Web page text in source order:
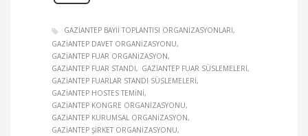
GAZIANTEP BAYII TOPLANTISI ORGANIZASYONLARI
GAZIANTEP DAVET ORGANIZASYONU
GAZIANTEP FUAR ORGANIZASYON
GAZIANTEP FUAR STANDI
GAZIANTEP FUAR SÜSLEMELERI
GAZIANTEP FUARLAR STANDI SÜSLEMELERI
GAZIANTEP HOSTES TEMINI
GAZIANTEP KONGRE ORGANIZASYONU
GAZIANTEP KURUMSAL ORGANIZASYON
GAZIANTEP ŞIRKET ORGANIZASYONU